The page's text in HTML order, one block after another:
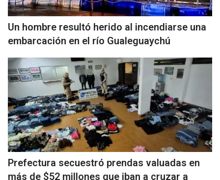
Un hombre resultó herido al incendiarse una
embarcación en el río Gualeguaychú
Prefectura secuestró prendas valuadas en
más de $52 millones que iban a cruzar a